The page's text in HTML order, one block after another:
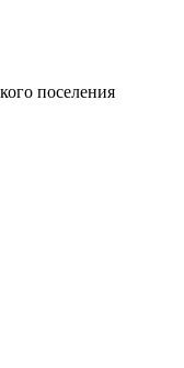
поселения